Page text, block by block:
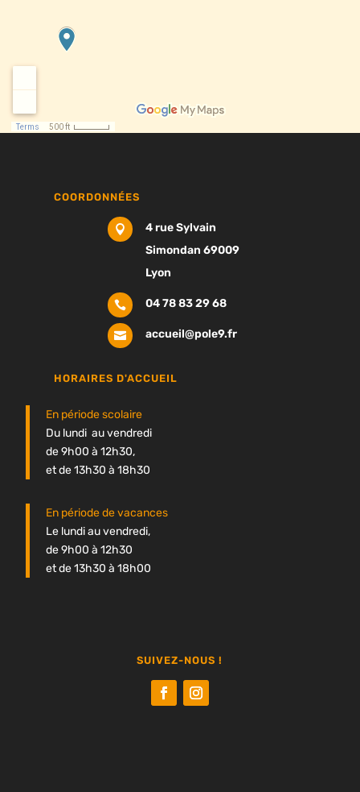
COORDONNÉES

4 rue Sylvain
Simondan 69009
Lyon
 04 78 83 29 68
 accueil@pole9.fr
HORAIRES D'ACCUEIL
En période scolaire
Du lundi au vendredi
de 9h00 à 12h30,
et de 13h30 à 18h30
En période de vacances
Le lundi au vendredi,
de 9h00 à 12h30
et de 13h30 à 18h00
SUIVEZ-NOUS !